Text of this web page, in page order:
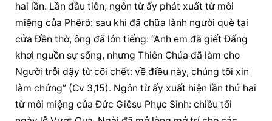
hai lần. Lần đầu tiên, ngôn từ ấy phát xuất từ môi
miệng của Phêrô: sau khi đã chữa lành người què tại
cửa Đền thờ, ông đã lớn tiếng: “Anh em đã giết Đấng
khơi nguồn sự sống, nhưng Thiên Chúa đã làm cho
Người trỗi dậy từ cõi chết: về điều này, chúng tôi xin
làm chứng” (Cv 3,15). Ngôn từ ấy xuất hiện lần thứ hai
từ môi miệng của Đức Giêsu Phục Sinh: chiều tối